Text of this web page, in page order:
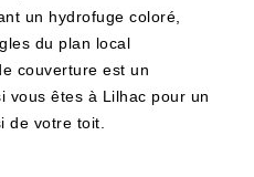
un hydrofuge coloré,
du plan local
couverture est un
vous êtes à Lilhac pour un
de votre toit.